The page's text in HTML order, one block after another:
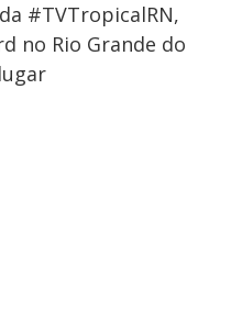
#TVTropicalRN,
no Rio Grande do